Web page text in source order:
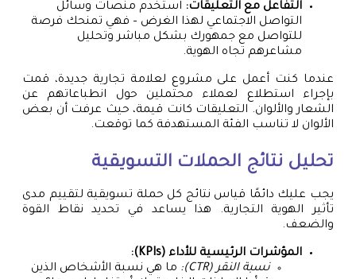
التفاعل مع التعليقات: استخدم منصات وسائل
التواصل الاجتماعي لهذا الغرض – فهي تمنحك فرصة
للتواصل مع جمهورك بشكل مباشر وتحليل
مشاعرهم تجاه الهوية.
عندما كنت أعمل على مشروع لعلامة تجارية جديدة، قمت
بإجراء استطلاع لعملاء محتملين حول انطباعاتهم عن
الشعار والألوان. التعليقات كانت قيمة، حيث عرفت أن بعض
الألوان لا تناسب الفئة المستهدفة كما توقعت.
تحليل نتائج الحملات التسويقية
يجب عليك دائمًا قياس نتائج كل حملة تسويقية لتقييم مدى
تأثير الهوية التجارية. هذا يساعد في تحديد نقاط القوة
والضعف.
المؤشرات الرئيسية للأداء (KPIs):
نسبة النقر (CTR):
ما هي نسبة الأشخاص الذين